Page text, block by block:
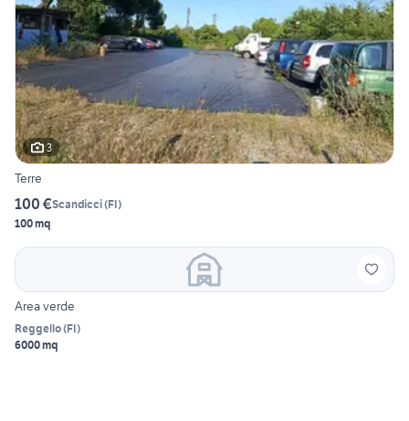
3
Terre
100 €Scandicci(FI)
100 mq
Area verde
Reggello(FI)
6000 mq